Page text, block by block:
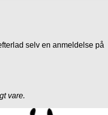
selv en anmeldelse på
vare.